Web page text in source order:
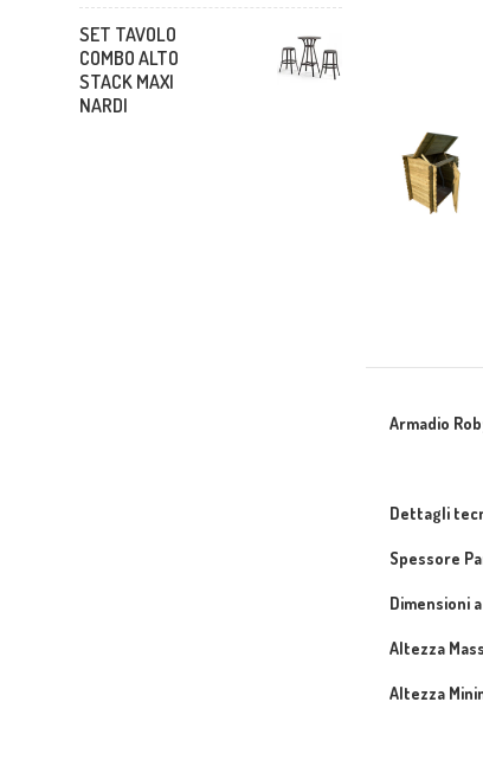
SET TAVOLO
COMBO ALTO
STACK MAXI
NARDI
Armadio
Dettagli
Spessore
Dimensioni
Altezza
Altezza